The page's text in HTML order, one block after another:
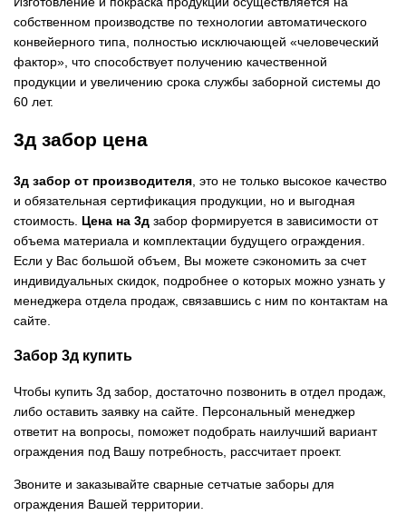
собственном производстве по технологии автоматического
конвейерного типа, полностью исключающей «человеческий
фактор», что способствует получению качественной
продукции и увеличению срока службы заборной системы до
60 лет.
3д забор цена
3д забор от производителя , это не только высокое качество
и обязательная сертификация продукции, но и выгодная
стоимость. Цена на 3д забор формируется в зависимости от
объема материала и комплектации будущего ограждения.
Если у Вас большой объем, Вы можете сэкономить за счет
индивидуальных скидок, подробнее о которых можно узнать у
менеджера отдела продаж, связавшись с ним по контактам на
сайте.
Забор 3д купить
Чтобы купить 3д забор, достаточно позвонить в отдел продаж,
либо оставить заявку на сайте. Персональный менеджер
ответит на вопросы, поможет подобрать наилучший вариант
ограждения под Вашу потребность, рассчитает проект.
Звоните и заказывайте сварные сетчатые заборы для
ограждения Вашей территории.